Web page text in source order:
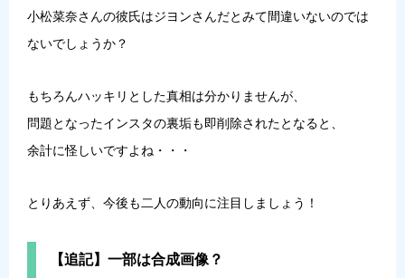
小松菜奈さんの彼氏はジヨンさんだとみて間違いないのでは
ないでしょうか？
もちろんハッキリとした真相は分かりませんが、
問題となったインスタの裏垢も即削除されたとなると、
余計に怪しいですよね・・・
とりあえず、今後も二人の動向に注目しましょう！
【追記】一部は合成画像？